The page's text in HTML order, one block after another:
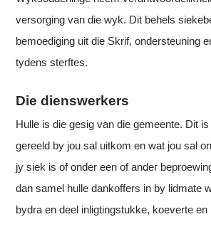
versorging van die wyk. Dit behels
bemoediging uit die Skrif, ondersteuning
tydens sterftes.
Die dienswerkers
Hulle is die gesig van die gemeente. Dit
gereeld by jou sal uitkom en wat jou sal
jy siek is of onder een of ander
dan samel hulle dankoffers in by lidmate
bydra en deel inligtingstukke, koeverte en